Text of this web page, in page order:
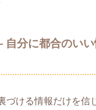
分に都合のい
づける情報だけを信